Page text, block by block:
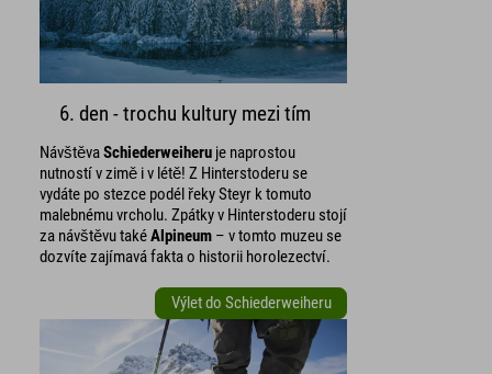
6. den - trochu kultury mezi tím
NávštěvaSchiederweiheru je naprostou
nutností v zimě i v létě! Z Hinterstoderu se
vydáte po stezce podél řeky Steyr k tomuto
malebnému vrcholu. Zpátky v Hinterstoderu stojí
za návštěvu takéAlpineum – v tomto muzeu se
dozvíte zajímavá fakta o historii horolezectví.
Výlet do Schiederweiheru